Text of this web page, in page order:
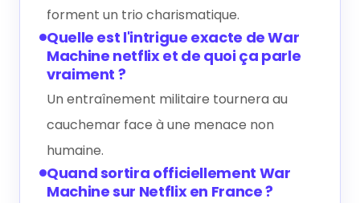
forment un trio charismatique.
Quelle est l'intrigue exacte de War
Machine netflix et de quoi ça parle
vraiment ?
Un entraînement militaire tournera au
cauchemar face à une menace non
humaine.
Quand sortira officiellement War
Machine sur Netflix en France ?